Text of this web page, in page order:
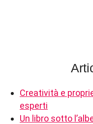
Creatività e
esperti
Un libro sotto